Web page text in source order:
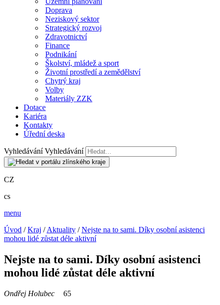
Doprava
Neziskový sektor
Strategický rozvoj
Zdravotnictví
Finance
Podnikání
Školství, mládež a sport
Životní prostředí a zemědělství
Chytrý kraj
Volby
Materiály ZZK
Dotace
Kariéra
Kontakty
Úřední deska
Vyhledávání Vyhledávání
CZ
cs
menu
Úvod /Kraj /Aktuality /Nejste na to sami. Díky osobní asistenci
mohou lidé zůstat déle aktivní
Nejste na to sami. Díky osobní asistenci
mohou lidé zůstat déle aktivní
Ondřej Holubec
65